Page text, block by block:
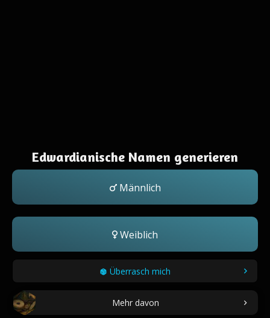
Edwardianische Namen generieren
Männlich
Weiblich
Überrasch mich
Mehr davon